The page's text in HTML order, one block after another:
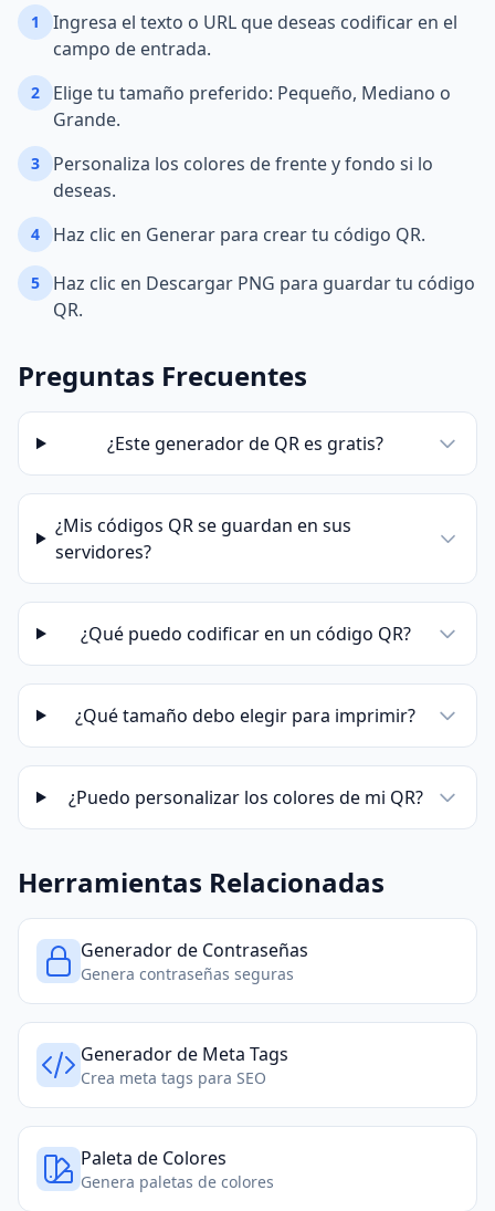
1
Ingresa el texto o URL que deseas codificar en el
campo de entrada.
2
Elige tu tamaño preferido: Pequeño, Mediano o
Grande.
3
Personaliza los colores de frente y fondo si lo
deseas.
4 Haz clic en Generar para crear tu código QR.
5
Haz clic en Descargar PNG para guardar tu código
QR.
Preguntas Frecuentes
¿Este generador de QR es gratis?
¿Mis códigos QR se guardan en sus
servidores?
¿Qué puedo codificar en un código QR?
¿Qué tamaño debo elegir para imprimir?
¿Puedo personalizar los colores de mi QR?
Herramientas Relacionadas
Generador de Contraseñas
Genera contraseñas seguras
Generador de Meta Tags
Crea meta tags para SEO
Paleta de Colores
Genera paletas de colores